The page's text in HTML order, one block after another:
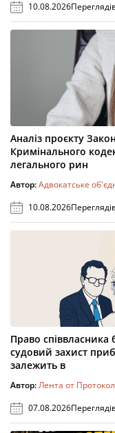
10.08.2026
Аналіз проєкту
Кримінального
легального рин
Автор:Адвокатське
10.08.2026
Право співвласника
судовий захист
залежить в
Автор:Лента от
07.08.2026